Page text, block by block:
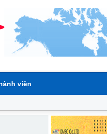
viên